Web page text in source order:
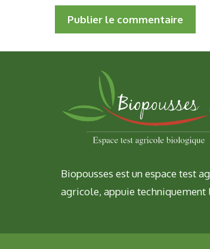
Biopousses est un espace test
agricole, appuie